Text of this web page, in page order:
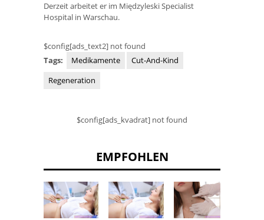
Derzeit arbeitet er im Międzyleski Specialist
Hospital in Warschau.
$config[ads_text2] not found
Tags:
Medikamente
Cut-And-Kind
Regeneration
$config[ads_kvadrat] not found
EMPFOHLEN